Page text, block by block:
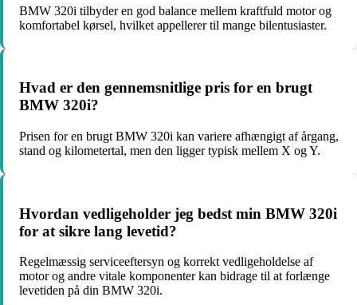
BMW 320i tilbyder en god balance mellem kraftfuld motor og
komfortabel kørsel, hvilket appellerer til mange bilentusiaster.
Hvad er den gennemsnitlige pris for en brugt
BMW 320i?
Prisen for en brugt BMW 320i kan variere afhængigt af årgang,
stand og kilometertal, men den ligger typisk mellem X og Y.
Hvordan vedligeholder jeg bedst min BMW 320i
for at sikre lang levetid?
Regelmæssig serviceeftersyn og korrekt vedligeholdelse af
motor og andre vitale komponenter kan bidrage til at forlænge
levetiden på din BMW 320i.